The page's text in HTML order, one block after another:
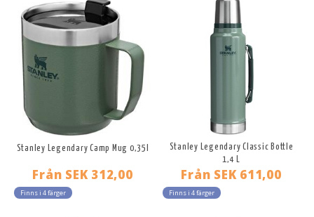
Stanley Legendary Camp Mug 0,35l
Från SEK 312,00
Finns i 4 färger
Stanley Legendary Classic Bottle
1,4 L
Från SEK 611,00
Finns i 4 färger